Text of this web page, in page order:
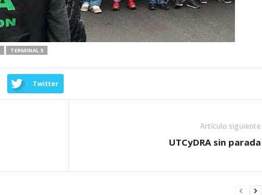
TERMINAL 5
Twitter
Artículo siguiente
UTCyDRA sin parada